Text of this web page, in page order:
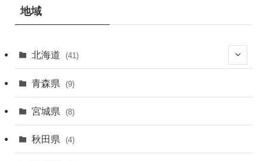
ブ
地域
北海道 (41)
(27)
(2)
青森県 (9)
宮城県 (8)
秋田県 (4)